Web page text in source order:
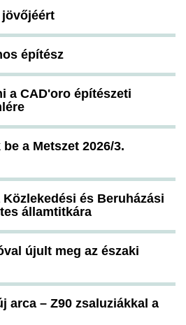
jövőjéért
építész
a CAD'oro építészeti
a Metszet 2026/3.
és Beruházási
államtitkára
újult meg az északi
arca – Z90 zsaluziákkal a